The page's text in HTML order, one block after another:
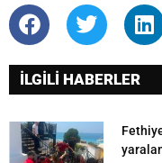
İLGİLİ HABERLER